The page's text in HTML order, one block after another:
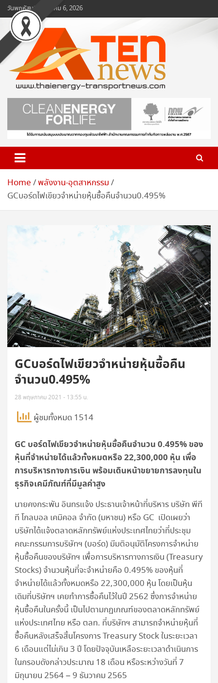
Skip
to
content
วันพฤหัสบดี, สิงหาคม 6, 2026
www.ten-news.com
ข่าวพลังงานและคมนาคม
Home พลังงาน-อุตสาหกรรม
GCบอร์ดไฟเขียวจำหน่ายหุ้นซื้อคืนจำนวน0.495%
GCบอร์ดไฟเขียวจำหน่ายหุ้นซื้อคืน
จำนวน0.495%
28 พฤษภาคม 2021 - 13:55 น.
ผู้ชมทั้งหมด 1514
GC บอร์ดไฟเขียวจำหน่ายหุ้นซื้อคืนจำนวน 0.495% ของ
หุ้นที่จำหน่ายได้แล้วทั้งหมดหรือ 22,300,000 หุ้น เพื่อ
การบริหารทางการเงินพร้อมเดินหน้าขยายการลงทุนใน
ธุรกิจเคมีภัณฑ์ที่มีมูลค่าสูง
นายคงกระพัน อินทรแจ้ง ประธานเจ้าหน้าที่บริหาร บริษัท พีที
ที โกลบอล เคมิคอล จำกัด (มหาชน) หรือ GC เปิดเผยว่า
บริษัทได้แจ้งตลาดหลักทรัพย์แห่งประเทศไทยว่าที่ประชุม
คณะกรรมการบริษัทฯ (บอร์ด) มีมติอนุมัติโครงการจำหน่าย
หุ้นซื้อคืนของบริษัทฯ เพื่อการบริหารทางการเงิน (Treasury
Stocks) จำนวนหุ้นที่จะจำหน่ายคือ 0.495% ของหุ้นที่
จำหน่ายได้แล้วทั้งหมดหรือ 22,300,000 หุ้น โดยเป็นหุ้น
เดิมที่บริษัทฯ เคยทำการซื้อคืนไว้ในปี 2562 ซึ่งการจำหน่าย
หุ้นซื้อคืนในครั้งนี้ เป็นไปตามกฏเกณฑ์ของตลาดหลักทรัพย์
แห่งประเทศไทย หรือ ตลท. ที่บริษัทฯ สามารถจำหน่ายหุ้นที่
ซื้อคืนหลังเสร็จสิ้นโครงการ Treasury Stock ในระยะเวลา
6 เดือนแต่ไม่เกิน 3 ปี โดยปัจจุบันเหลือระยะเวลาดำเนินการ
ในกรอบดังกล่าวประมาณ 18 เดือน หรือระหว่างวันที่ 7
มิถุนายน 2564 – 9 ธันวาคม 2565